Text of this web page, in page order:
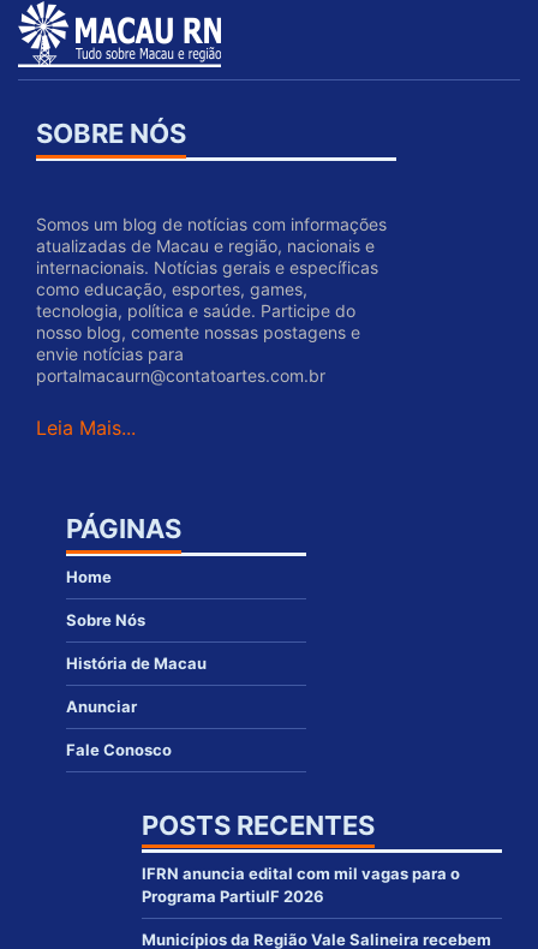
SOBRE NÓS
Somos um blog de notícias com informações
atualizadas de Macau e região, nacionais e
internacionais. Notícias gerais e específicas
como educação, esportes, games,
tecnologia, política e saúde. Participe do
nosso blog, comente nossas postagens e
envie notícias para
portalmacaurn@contatoartes.com.br
Leia Mais...
PÁGINAS
Home
Sobre Nós
História de Macau
Anunciar
Fale Conosco
POSTS RECENTES
IFRN anuncia edital com mil vagas para o
Programa PartiuIF 2026
Municípios da Região Vale Salineira recebem